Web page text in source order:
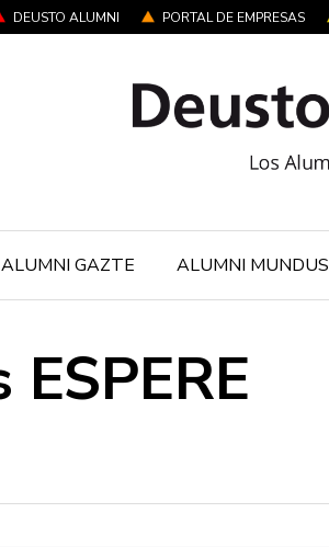
DEUSTO ALUMNI PORTAL DE EMPRESAS
ALUMNI GAZTE ALUMNI MUNDUS